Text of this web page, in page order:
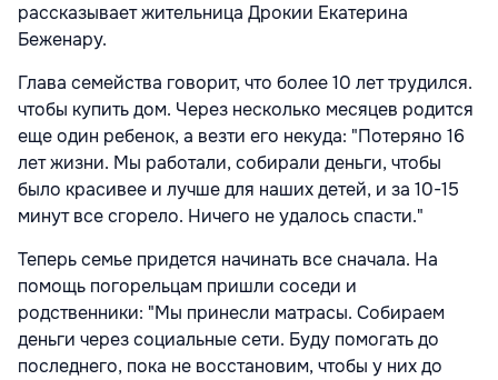
рассказывает жительница Дрокии Екатерина
Беженару.
Глава семейства говорит, что более 10 лет трудился.
чтобы купить дом. Через несколько месяцев родится
еще один ребенок, а везти его некуда: "Потеряно 16
лет жизни. Мы работали, собирали деньги, чтобы
было красивее и лучше для наших детей, и за 10-15
минут все сгорело. Ничего не удалось спасти."
Теперь семье придется начинать все сначала. На
помощь погорельцам пришли соседи и
родственники: "Мы принесли матрасы. Собираем
деньги через социальные сети. Буду помогать до
последнего, пока не восстановим, чтобы у них до